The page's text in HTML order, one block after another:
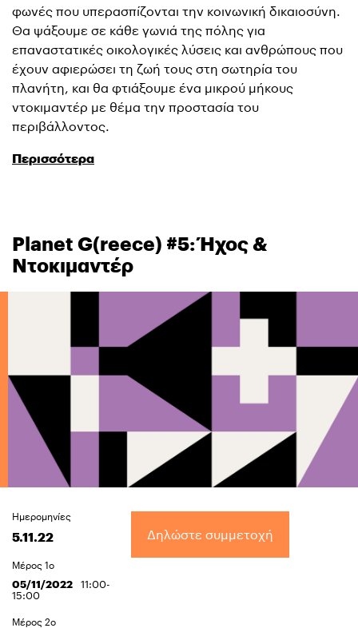
φωνές που υπερασπίζονται την κοινωνική δικαιοσύνη.
Θα ψάξουμε σε κάθε γωνιά της πόλης για
επαναστατικές οικολογικές λύσεις και ανθρώπους που
έχουν αφιερώσει τη ζωή τους στη σωτηρία του
πλανήτη, και θα φτιάξουμε ένα μικρού μήκους
ντοκιμαντέρ με θέμα την προστασία του
περιβάλλοντος.
Περισσότερα
Planet G(reece) #5: Ήχος &
Ντοκιμαντέρ
Ημερομηνίες
5.11.22
Μέρος 1ο
05/11/2022
11:00-
15:00
Μέρος 2ο
Δηλώστε συμμετοχή